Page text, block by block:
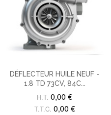
DÉFLECTEUR HUILE NEUF -
1.8 TD 73CV, 84C...
H.T. 0,00 €
T.T.C. 0,00 €